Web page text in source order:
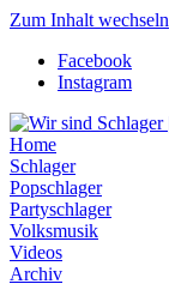
Zum Inhalt wechseln
Facebook
Instagram
Home
Schlager
Popschlager
Partyschlager
Volksmusik
Videos
Archiv